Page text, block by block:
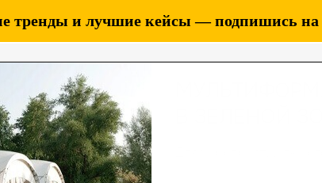
тренды и лучшие кейсы — подпишись на